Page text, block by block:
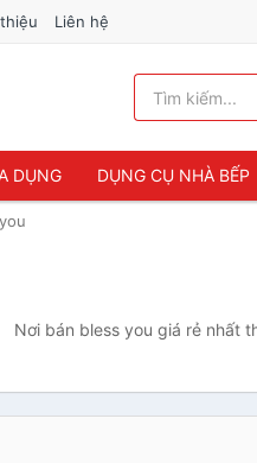
Liên hệ
DỤNG DỤNG CỤ NHÀ BẾP
Nơi bán bless you giá rẻ nhất